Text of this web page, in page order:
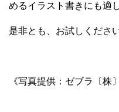
めるイラスト書きにも適
是非とも、お試しくださ
《写真提供：ゼブラ〔株〕